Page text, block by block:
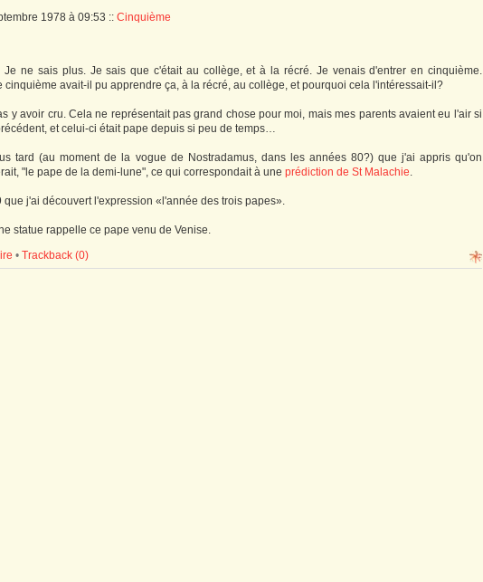
1978 à 09:53 :: Cinquième
Je ne sais plus. Je sais que c'était au collège, et à la récré. Je venais d'entrer en cinquième.
cinquième avait-il pu apprendre ça, à la récré, au collège, et pourquoi cela l'intéressait-il?
y avoir cru. Cela ne représentait pas grand chose pour moi, mais mes parents avaient eu l'air si
et celui-ci était pape depuis si peu de temps…
tard (au moment de la vogue de Nostradamus, dans les années 80?) que j'ai appris qu'on
"le pape de la demi-lune", ce qui correspondait à une prédiction de St Malachie.
que j'ai découvert l'expression «l'année des trois papes».
statue rappelle ce pape venu de Venise.
• Trackback (0)